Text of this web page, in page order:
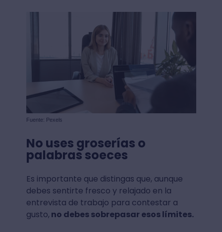
Fuente: Pexels
No uses groserías o
palabras soeces
Es importante que distingas que, aunque
debes sentirte fresco y relajado en la
entrevista de trabajo para contestar a
gusto, no debes sobrepasar esos límites.